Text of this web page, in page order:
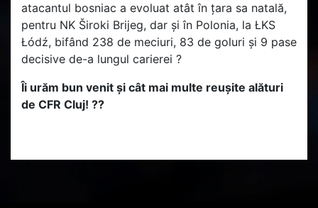
atacantul bosniac a evoluat atât în țara sa natală,
pentru NK Široki Brijeg, dar și în Polonia, la ŁKS
Łódź, bifând 238 de meciuri, 83 de goluri și 9 pase
decisive de-a lungul carierei ?
Îi urăm bun venit și cât mai multe reușite alături
de CFR Cluj! ??